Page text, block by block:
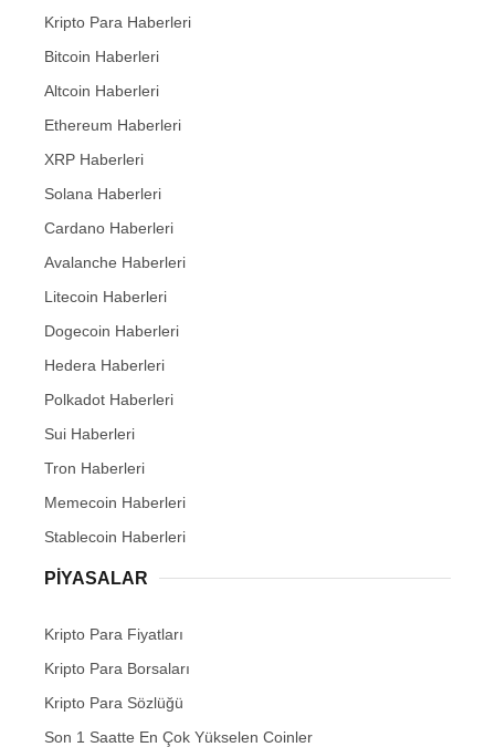
Kripto Para Haberleri
Bitcoin Haberleri
Altcoin Haberleri
Ethereum Haberleri
XRP Haberleri
Solana Haberleri
Cardano Haberleri
Avalanche Haberleri
Litecoin Haberleri
Dogecoin Haberleri
Hedera Haberleri
Polkadot Haberleri
Sui Haberleri
Tron Haberleri
Memecoin Haberleri
Stablecoin Haberleri
PIYASALAR
Kripto Para Fiyatları
Kripto Para Borsaları
Kripto Para Sözlüğü
Son 1 Saatte En Çok Yükselen Coinler